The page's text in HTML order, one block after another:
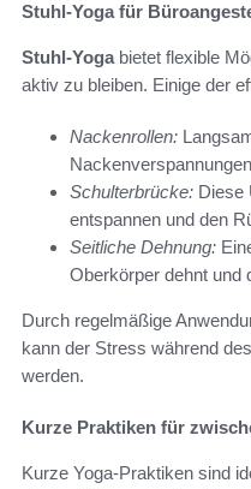
Stuhl-Yoga für
Stuhl-Yogabietet flexible
aktiv zu bleiben. Einige der
Nackenrollen:
Schulterbrücke: Diese
entspannen und den
Seitliche Dehnung:
Oberkörper dehnt und
Durch regelmäßige
kann der Stress während
werden.
Kurze Praktiken für
Kurze Yoga-Praktiken sind